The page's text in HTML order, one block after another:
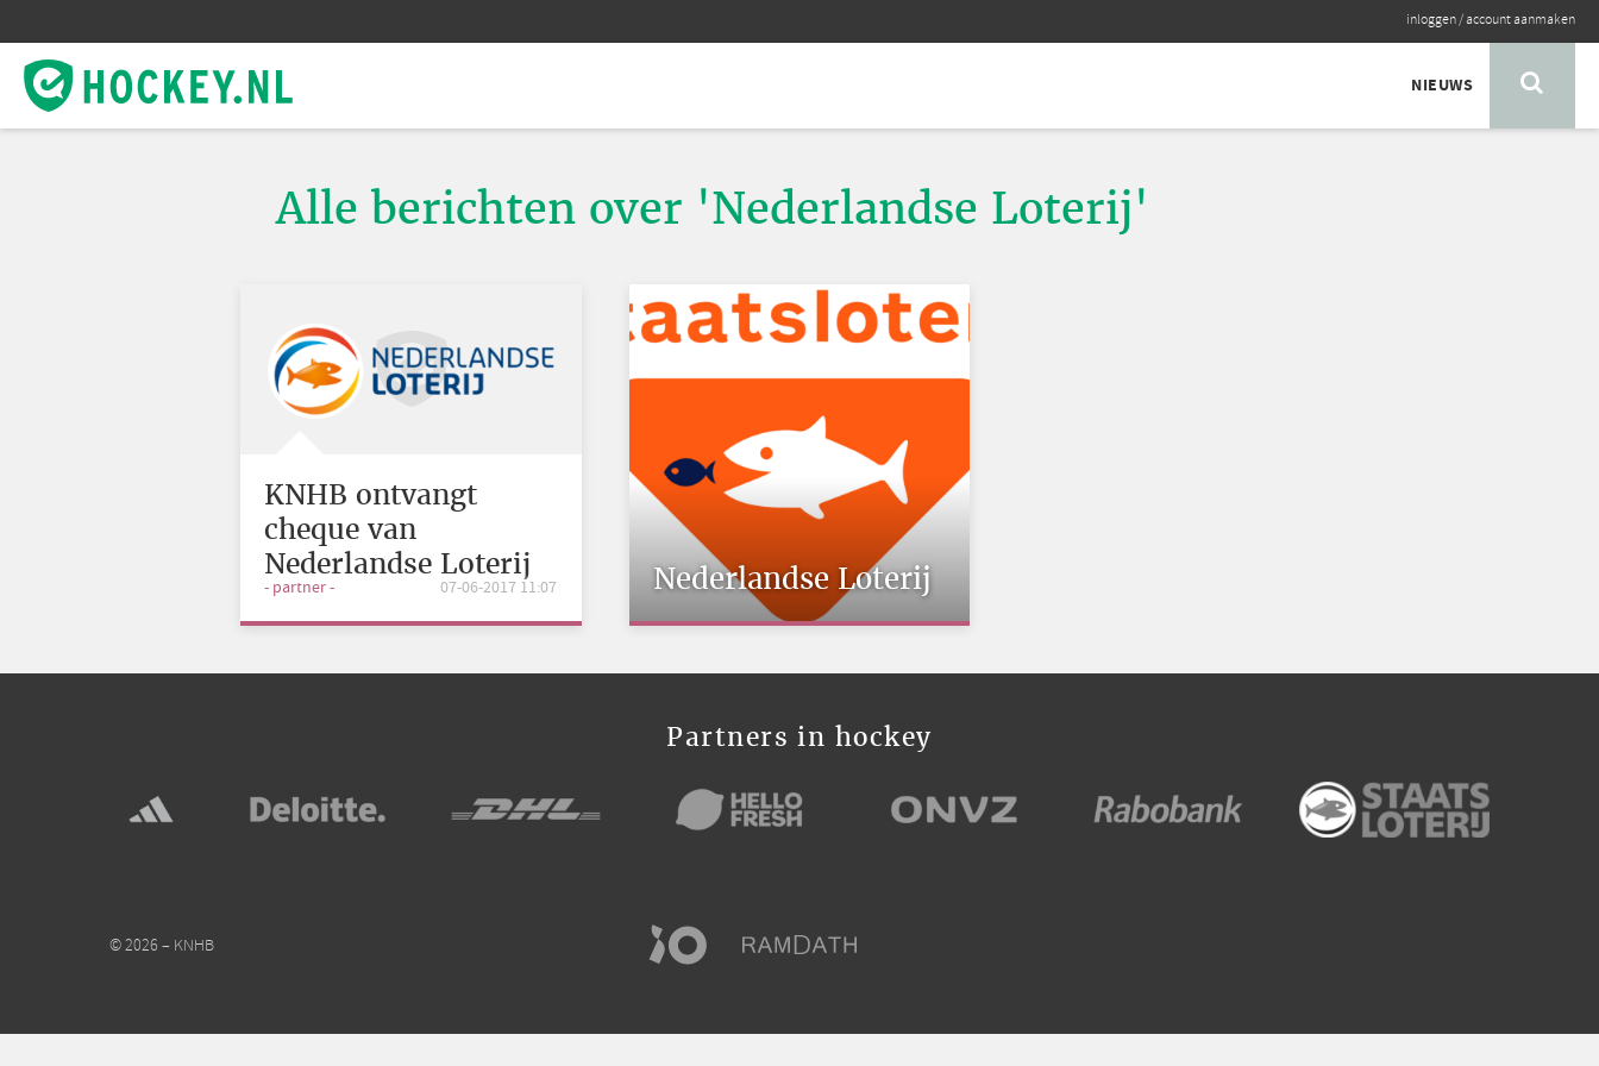
inloggen/account aanmaken
NIEUWS
Alle berichten over 'Nederlandse Loterij'
KNHB ontvangt
cheque van
Nederlandse Loterij
- partner - 07-06-2017 11:07 Nederlandse Loterij
Partners in hockey
© 2026 – KNHB